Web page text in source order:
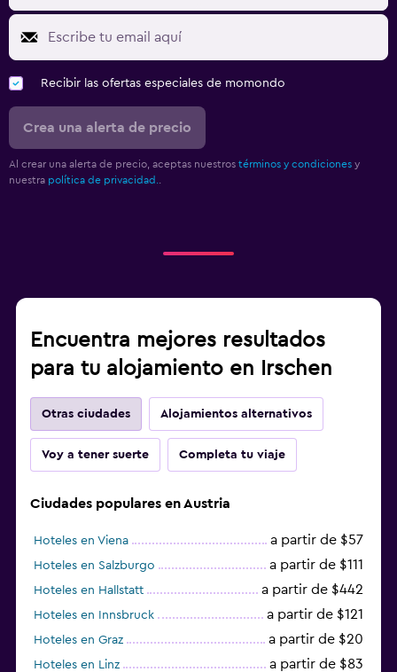
Recibir las ofertas especiales de momondo
Crea una alerta de precio
Al crear una alerta de precio, aceptas nuestros términos y condiciones y
nuestra política de privacidad.
Encuentra mejores resultados
para tu alojamiento en Irschen
Otras ciudades Alojamientos alternativos
Voy a tener suerte Completa tu viaje
Ciudades populares en Austria
Hoteles en Viena a partir de $57
Hoteles en Salzburgo a partir de $111
Hoteles en Hallstatt a partir de $442
Hoteles en Innsbruck a partir de $121
Hoteles en Graz a partir de $20
Hoteles en Linz a partir de $83